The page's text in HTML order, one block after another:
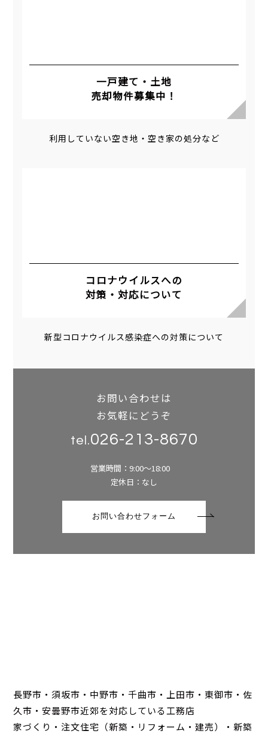
一戸建て・土地
売却物件募集中！
利用していない空き地・空き家の処分など
コロナウイルスへの
対策・対応について
新型コロナウイルス感染症への対策について
お問い合わせは
お気軽にどうぞ
tel.026-213-8670
営業時間：9:00～18:00
定休日：なし
お問い合わせフォーム
長野市・須坂市・中野市・千曲市・上田市・東御市・佐
久市・安曇野市近郊を対応している工務店
家づくり・注文住宅（新築・リフォーム・建売）・新築